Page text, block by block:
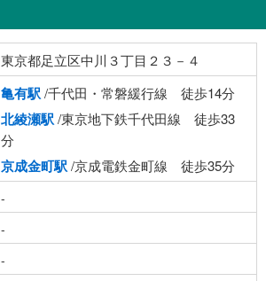
東京都足立区中川３丁目２３－４
亀有駅/千代田・常磐緩行線 徒歩14分
北綾瀬駅/東京地下鉄千代田線 徒歩33
分
京成金町駅/京成電鉄金町線 徒歩35分
-
-
-